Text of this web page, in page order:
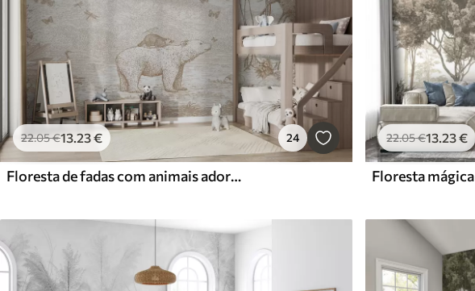
22.05€13 .23€ 24
Floresta de fadas com animais adoráveis
22.05€13 .23€
Floresta mágica